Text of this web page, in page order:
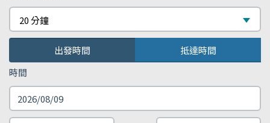
20 分鐘
出發時間
抵達時間
時間